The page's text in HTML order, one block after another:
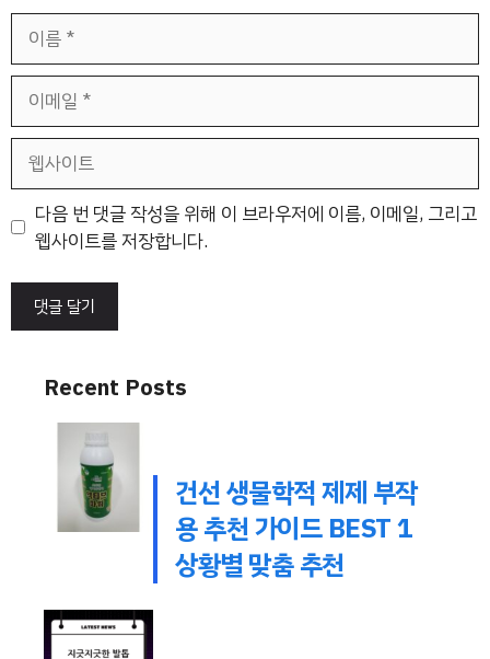
일
트
다음 번 댓글 작성을 위해 이 브라우저에 이름, 이메일, 그리고
웹사이트를 저장합니다.
Recent Posts
건선 생물학적 제제 부작
용 추천 가이드 BEST 1
상황별 맞춤 추천